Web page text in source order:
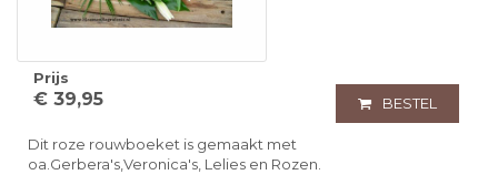
Prijs
€ 39,95 BESTEL
Dit roze rouwboeket is gemaakt met
oa.Gerbera's,Veronica's, Lelies en Rozen.